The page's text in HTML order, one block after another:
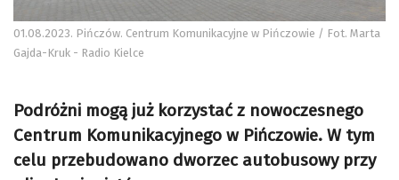
01.08.2023. Pińczów. Centrum Komunikacyjne w Pińczowie / Fot. Marta
Gajda-Kruk - Radio Kielce
Podróżni mogą już korzystać z nowoczesnego
Centrum Komunikacyjnego w Pińczowie. W tym
celu przebudowano dworzec autobusowy przy